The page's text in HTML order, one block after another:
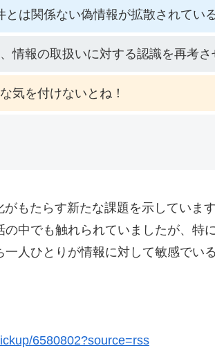
とは関係ない偽情報が拡散されてい
情報の取扱いに対する認識を再考さ
気を付けないとね！
もたらす新たな課題を示してい
中でも触れられていましたが、
人ひとりが情報に対して敏感でい
6580802?source=rss